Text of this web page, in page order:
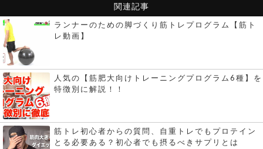
関連記事
ランナーのための脚づくり筋トレプログラム【筋ト
レ動画】
人気の【筋肥大向けトレーニングプログラム6種】を
特徴別に解説！！
筋トレ初心者からの質問、自重トレでもプロテイン
とる必要ある？初心者でも摂るべきサプリとは